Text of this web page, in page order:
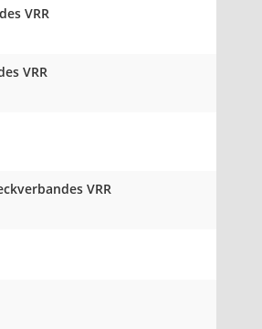
VRR
VRR
VRR